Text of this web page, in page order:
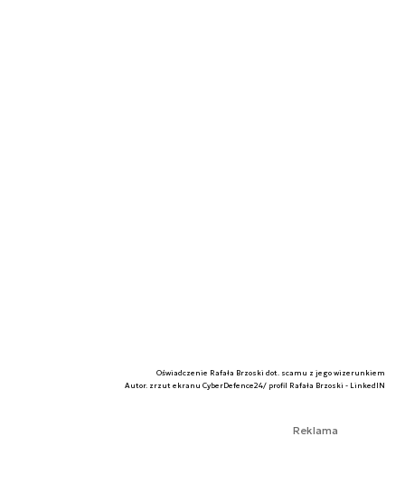
Oświadczenie Rafała Brzoski dot. scamu z jego wizerunkiem
Autor. zrzut ekranu CyberDefence24/ profil Rafała Brzoski - LinkedIN
Reklama